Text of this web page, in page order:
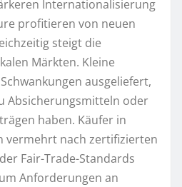
Internationalisierung
profitieren von neuen
steigt die
Märkten. Kleine
ausgeliefert,
Absicherungsmitteln oder
haben. Käufer in
vermehrt nach zertifizierten
Fair-Trade-Standards
Anforderungen an